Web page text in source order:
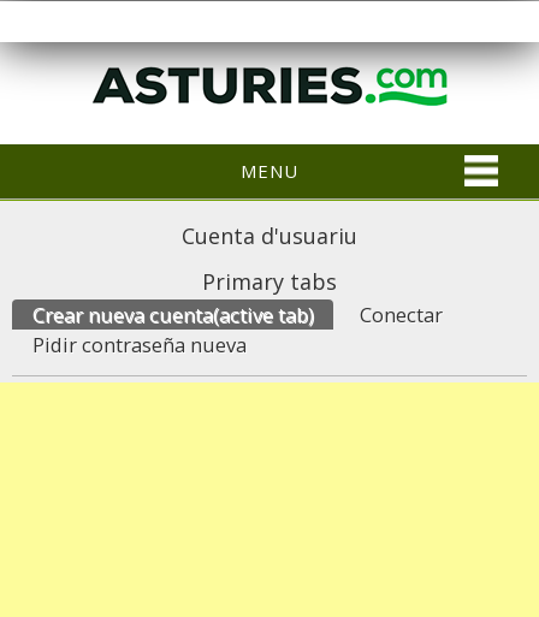
MENU
Cuenta d'usuariu
Primary tabs
Crear nueva cuenta(active tab)
Conectar
Pidir contraseña nueva